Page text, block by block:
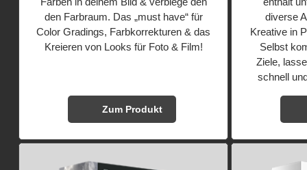
den Farbraum. Das „must have“ für
Color Gradings, Farbkorrekturen & das
Kreieren von Looks für Foto & Film!
Zum Produkt
diverse
Kreative in
Selbst
Ziele,
schnell